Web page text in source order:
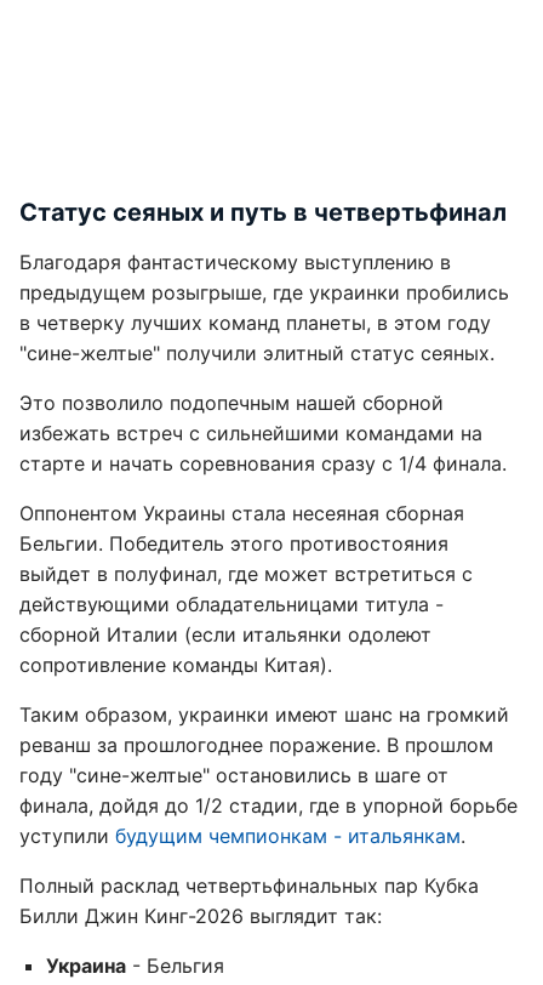
Статус сеяных и путь в четвертьфинал
Благодаря фантастическому выступлению в
предыдущем розыгрыше, где украинки пробились
в четверку лучших команд планеты, в этом году
"сине-желтые" получили элитный статус сеяных.
Это позволило подопечным нашей сборной
избежать встреч с сильнейшими командами на
старте и начать соревнования сразу с 1/4 финала.
Оппонентом Украины стала несеяная сборная
Бельгии. Победитель этого противостояния
выйдет в полуфинал, где может встретиться с
действующими обладательницами титула -
сборной Италии (если итальянки одолеют
сопротивление команды Китая).
Таким образом, украинки имеют шанс на громкий
реванш за прошлогоднее поражение. В прошлом
году "сине-желтые" остановились в шаге от
финала, дойдя до 1/2 стадии, где в упорной борьбе
уступили будущим чемпионкам - итальянкам.
Полный расклад четвертьфинальных пар Кубка
Билли Джин Кинг-2026 выглядит так:
Украина - Бельгия